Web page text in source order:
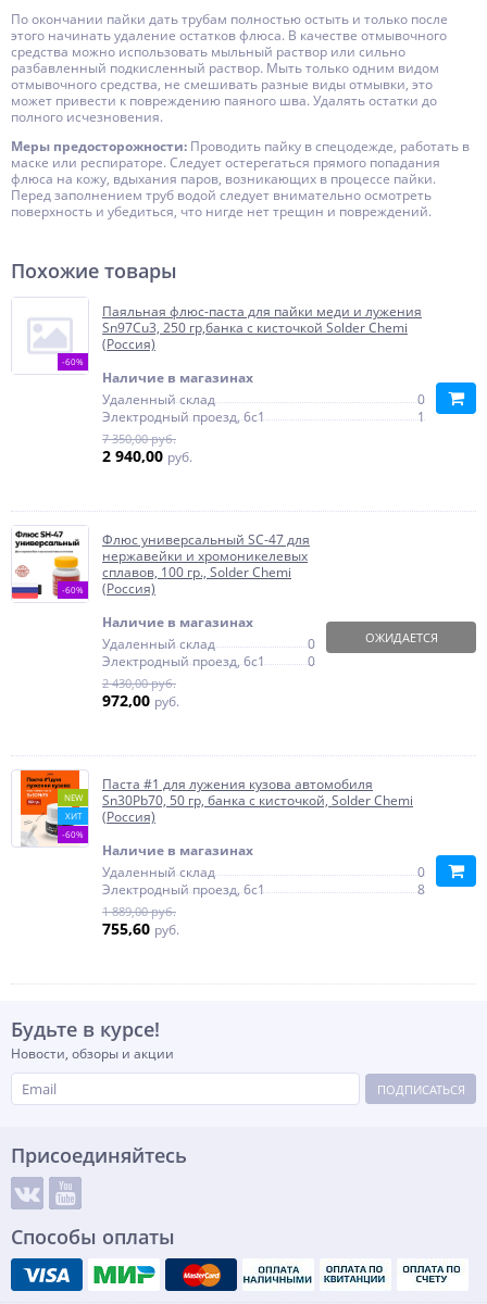
По окончании пайки дать трубам полностью остыть и только после
этого начинать удаление остатков флюса. В качестве отмывочного
средства можно использовать мыльный раствор или сильно
разбавленный подкисленный раствор. Мыть только одним видом
отмывочного средства, не смешивать разные виды отмывки, это
может привести к повреждению паяного шва. Удалять остатки до
полного исчезновения.
Меры предосторожности: Проводить пайку в спецодежде, работать в
маске или респираторе. Следует остерегаться прямого попадания
флюса на кожу, вдыхания паров, возникающих в процессе пайки.
Перед заполнением труб водой следует внимательно осмотреть
поверхность и убедиться, что нигде нет трещин и повреждений.
Похожие товары
-60%
Паяльная флюс-паста для пайки меди и лужения
Sn97Cu3, 250 гр,банка с кисточкой Solder Chemi
(Россия)
Наличие в магазинах
Удаленный склад
0
Электродный проезд, 6с1
1
7 350,00 руб.
2 940,00 руб.
-60%
Флюс универсальный SC-47 для
нержавейки и хромоникелевых
сплавов, 100 гр., Solder Chemi
(Россия)
Наличие в магазинах
Удаленный склад
0
Электродный проезд, 6с1
0
2 430,00 руб.
972,00 руб.
ОЖИДАЕТСЯ
NEW
ХИТ
-60%
Паста #1 для лужения кузова автомобиля
Sn30Pb70, 50 гр, банка с кисточкой, Solder Chemi
(Россия)
Наличие в магазинах
Удаленный склад
0
Электродный проезд, 6с1
8
1 889,00 руб.
755,60 руб.
Будьте в курсе!
Новости, обзоры и акции
ПОДПИСАТЬСЯ
Присоединяйтесь
Способы оплаты